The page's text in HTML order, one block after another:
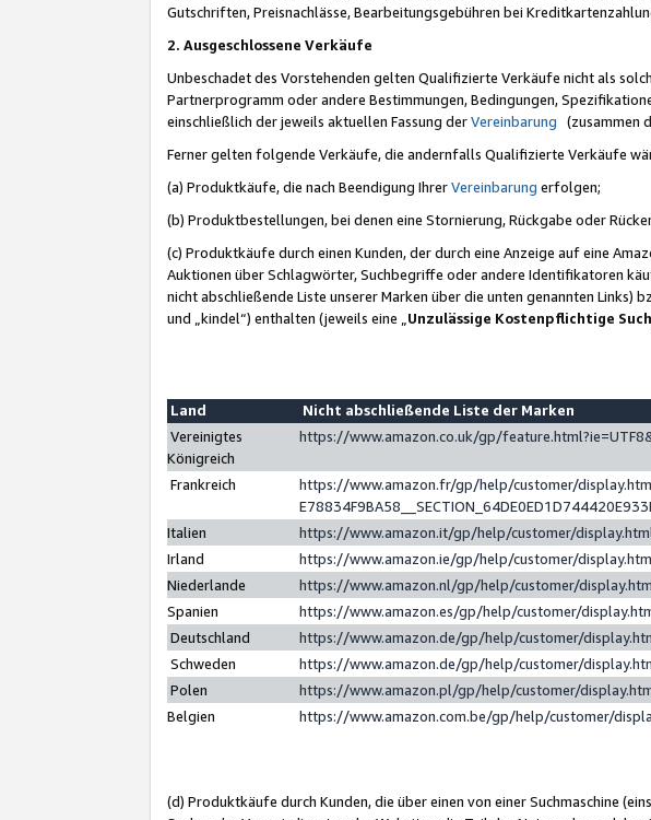
Gutschriften, Preisnachlässe, Bearbeitungsgebühren bei
2. Ausgeschlossene Verkäufe
Unbeschadet des Vorstehenden gelten Qualifizierte Verkäufe nicht als
Partnerprogramm oder andere Bestimmungen, Bedingungen,
einschließlich der jeweils aktuellen Fassung derVereinbarung (zusammen
Ferner gelten folgende Verkäufe, die andernfalls Qualifizierte Verkäufe
(a) Produktkäufe, die nach Beendigung IhrerVereinbarung erfolgen;
(b) Produktbestellungen, bei denen eine Stornierung, Rückgabe oder
(c) Produktkäufe durch einen Kunden, der durch eine Anzeige auf eine
Auktionen über Schlagwörter, Suchbegriffe oder andere Identifikatoren
nicht abschließende Liste unserer Marken über die unten genannten Links)
und „kindel“) enthalten (jeweils eine „ Unzulässige Kostenpflichtige
Land
Nicht abschließende Liste der Marken
Vereinigtes
Königreich
https://www.amazon.co.uk/gp/
Frankreich
https://www.amazon.fr/gp/help/customer/
Italien
https://www.amazon.it/gp/help/customer/
Irland
https://www.amazon.ie/gp/help/customer/
Niederlande
https://www.amazon.nl/gp/help/customer/
Spanien
https://www.amazon.es/gp/help/customer/
Deutschland
https://www.amazon.de/gp/help/customer/
Schweden
https://www.amazon.de/gp/help/customer/
Polen
https://www.amazon.pl/gp/help/customer/
Belgien
https://www.amazon.com.be/gp/help/customer/
(d) Produktkäufe durch Kunden, die über einen von einer Suchmaschine